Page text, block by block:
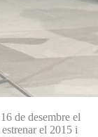
de desembre el
el 2015 i